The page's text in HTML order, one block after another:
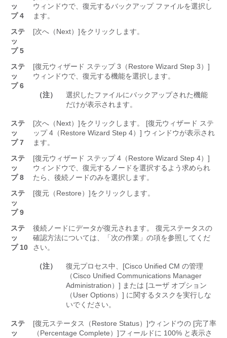
ッ
プ 4
ウィンドウで、復元するバックアップ ファイルを選択し
ます。
ステ
ッ
プ 5
[次へ（Next）]をクリックします。
ステ
ッ
プ 6
[復元ウィザード ステップ 3（Restore Wizard Step 3）]
ウィンドウで、復元する機能を選択します。
（注）
選択したファイルにバックアップされた機能
だけが表示されます。
ステ
ッ
プ 7
[次へ（Next）]をクリックします。 [復元ウィザード ステ
ップ 4（Restore Wizard Step 4）] ウィンドウが表示され
ます。
ステ
ッ
プ 8
[復元ウィザード ステップ 4（Restore Wizard Step 4）]
ウィンドウで、復元するノードを選択するよう求められ
たら、後続ノードのみを選択します。
ステ
ッ
プ 9
[復元（Restore）]をクリックします。
ステ
ッ
プ 10
後続ノードにデータが復元されます。 復元ステータスの
確認方法については、「次の作業」の項を参照してくだ
さい。
（注）
復元プロセス中、[Cisco Unified CM の管理
（Cisco Unified Communications Manager
Administration）] または [ユーザ オプション
（User Options）] に関するタスクを実行しな
いでください。
ステ
ッ
[復元ステータス（Restore Status）]ウィンドウの [完了率
（Percentage Complete）]フィールドに 100% と表示さ